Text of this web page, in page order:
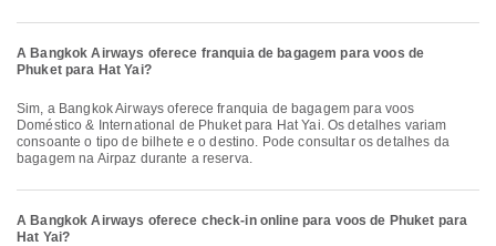
A Bangkok Airways oferece franquia de bagagem para voos de
Phuket para Hat Yai?
Sim, a Bangkok Airways oferece franquia de bagagem para voos
Doméstico & International de Phuket para Hat Yai. Os detalhes variam
consoante o tipo de bilhete e o destino. Pode consultar os detalhes da
bagagem na Airpaz durante a reserva.
A Bangkok Airways oferece check-in online para voos de Phuket para
Hat Yai?